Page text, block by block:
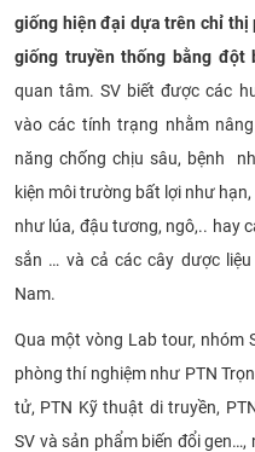
giống hiện đại dựa trên chỉ thị
giống truyền thống bằng đột
quan tâm. SV biết được các
vào các tính trạng nhằm
năng chống chịu sâu, bệnh
kiện môi trường bất lợi như
như lúa, đậu tương, ngô,.. hay
sắn … và cả các cây dược
Nam.
Qua một vòng Lab tour, nhóm
phòng thí nghiệm như PTN
tử, PTN Kỹ thuật di truyền,
SV và sản phẩm biến đổi